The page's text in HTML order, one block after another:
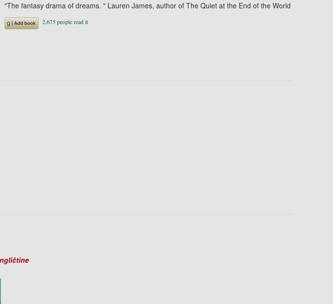
"The fantasy drama of dreams. " Lauren James, author of The Quiet at the End of the World